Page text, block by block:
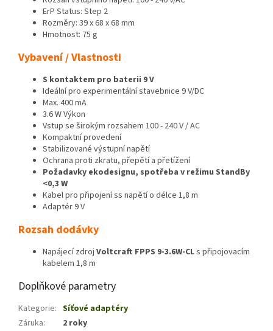
ErP Status: Step 2
Rozměry: 39 x 68 x 68 mm
Hmotnost: 75 g
Vybavení / Vlastnosti
S kontaktem pro baterii 9 V
Ideální pro experimentální stavebnice 9 V/DC
Max. 400 mA
3.6 W Výkon
Vstup se širokým rozsahem 100 - 240 V / AC
Kompaktní provedení
Stabilizované výstupní napětí
Ochrana proti zkratu, přepětí a přetížení
Požadavky ekodesignu, spotřeba v režimu StandBy
<0,3 W
Kabel pro připojení ss napětí o délce 1,8 m
Adaptér 9 V
Rozsah dodávky
Napájecí zdroj Voltcraft FPPS 9-3.6W-CLs připojovacím
kabelem 1,8 m
Doplňkové parametry
Kategorie: Síťové adaptéry
Záruka:
2 roky